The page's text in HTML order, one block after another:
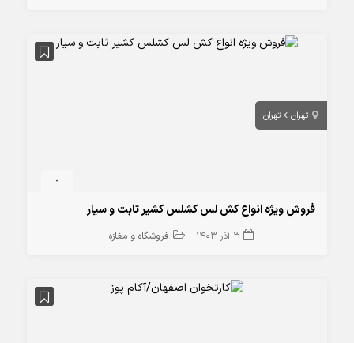
تهران تهران
-
فروش ویژه انواع کش لس کشلس کشیر ثابت و سیار
3 آذر 1403 فروشگاه و مغازه